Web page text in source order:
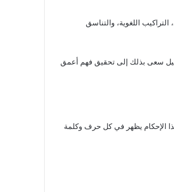
اللغوية، والتناسق
سعى بذلك إلى تحقيق فهم أعمق
الإحكام يظهر في كل حرف وكلمة